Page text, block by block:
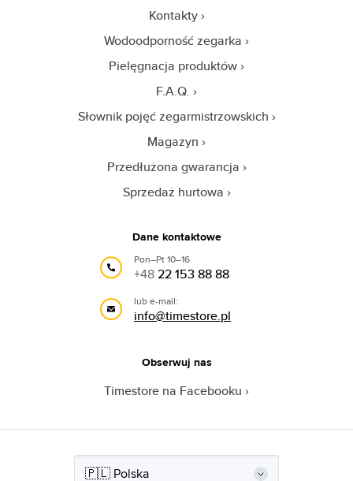
Kontakty
Wodoodporność zegarka
Pielęgnacja produktów
F.A.Q.
Słownik pojęć zegarmistrzowskich
Magazyn
Przedłużona gwarancja
Sprzedaż hurtowa
Dane kontaktowe
Pon–Pt 10–16
+4822 153 88 88
lub e-mail:
info@timestore.pl
Obserwuj nas
Timestore na Facebooku